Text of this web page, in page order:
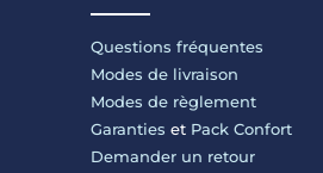
Questions fréquentes
Modes de livraison
Modes de règlement
Garanties et Pack Confort
Demander un retour